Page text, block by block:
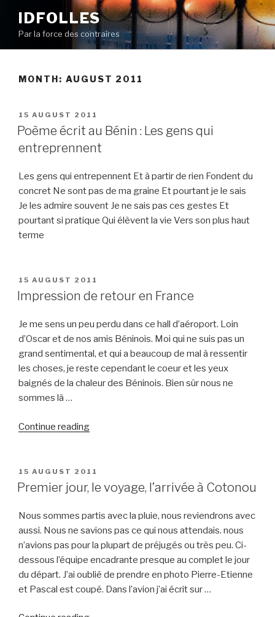
content
IDFOLLES
Par la force des contraires
MONTH: AUGUST 2011
POSTED
ON
15 AUGUST 2011
Poème écrit au Bénin : Les gens qui
entreprennent
Les gens qui entrepennent Et à partir de rien Fondent du
concret Ne sont pas de ma graine Et pourtant je le sais
Je les admire souvent Je ne sais pas ces gestes Et
pourtant si pratique Qui élèvent la vie Vers son plus haut
terme
POSTED
ON
15 AUGUST 2011
Impression de retour en France
Je me sens un peu perdu dans ce hall d’aéroport. Loin
d’Oscar et de nos amis Béninois. Moi qui ne suis pas un
grand sentimental, et qui a beaucoup de mal à ressentir
les choses, je reste cependant le coeur et les yeux
baignés de la chaleur des Béninois. Bien sûr nous ne
sommes là …
Continue reading“Impression
en
France”
POSTED
ON
15 AUGUST 2011
Premier jour, le voyage, l’arrivée à Cotonou
Nous sommes partis avec la pluie, nous reviendrons avec
aussi. Nous ne savions pas ce qui nous attendais. nous
n’avions pas pour la plupart de préjugés ou très peu. Ci-
dessous l’équipe encadrante presque au complet le jour
du départ. J’ai oublié de prendre en photo Pierre-Etienne
et Pascal est coupé. Dans l’avion j’ai écrit sur …